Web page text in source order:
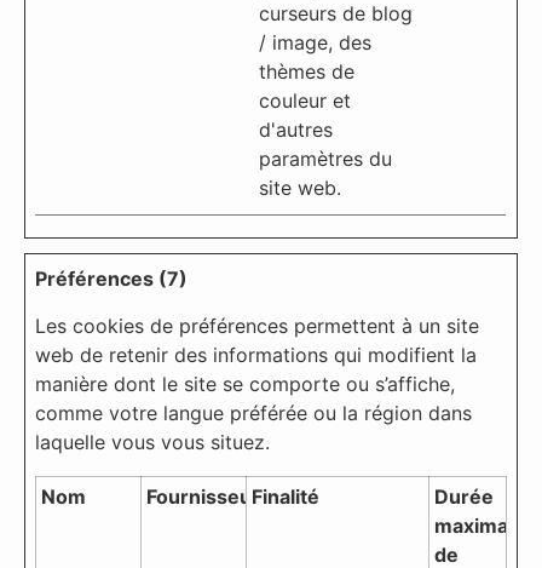
curseurs de blog
/ image, des
thèmes de
couleur et
d'autres
paramètres du
site web.
Préférences (7)
Les cookies de préférences permettent à un site
web de retenir des informations qui modifient la
manière dont le site se comporte ou s’affiche,
comme votre langue préférée ou la région dans
laquelle vous vous situez.
Nom FournisseurFinalité
Durée
maximale
de